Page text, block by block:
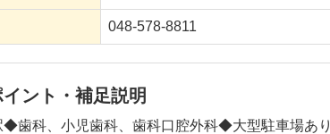
048-578-8811
ント・補足説明
歯科、小児歯科、歯科口腔外科◆大型駐車場あり